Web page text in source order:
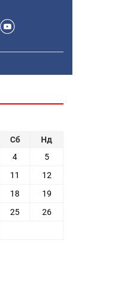
Сб
Нд
4
5
11
12
18
19
25
26